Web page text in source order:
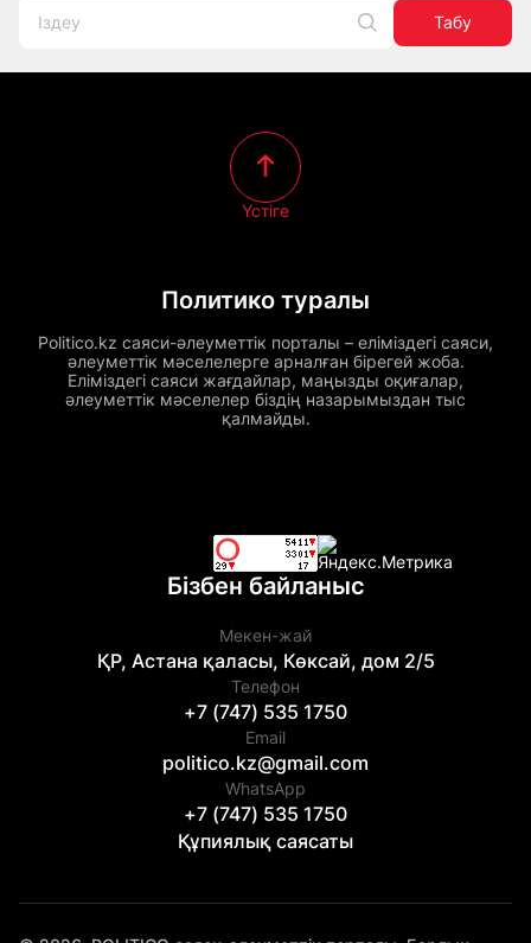
Табу
Политико туралы
Politico.kz саяси-әлеуметтік порталы – еліміздегі саяси,
әлеуметтік мәселелерге арналған бірегей жоба.
Еліміздегі саяси жағдайлар, маңызды оқиғалар,
әлеуметтік мәселелер біздің назарымыздан тыс
қалмайды.
Үстіге
Бізбен байланыс
Мекен-жай
ҚР, Астана қаласы, Көксай, дом 2/5
Телефон
+7 (747) 535 1750
Email
politico.kz@gmail.com
WhatsApp
+7 (747) 535 1750
Құпиялық саясаты